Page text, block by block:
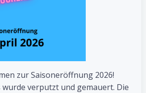
zur Saisoneröffnung 2026!
wurde verputzt und gemauert. Die